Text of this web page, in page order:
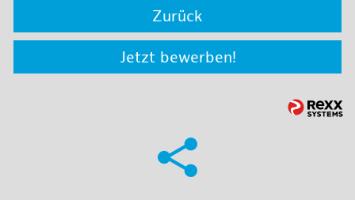
Zurück
Jetzt bewerben!